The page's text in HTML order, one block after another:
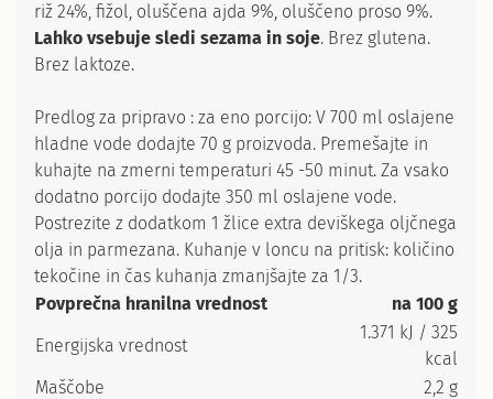
riž 24%, fižol, oluščena ajda 9%, oluščeno proso 9%.
Lahko vsebuje sledi sezama in soje. Brez glutena.
Brez laktoze.
Predlog za pripravo : za eno porcijo: V 700 ml oslajene
hladne vode dodajte 70 g proizvoda. Premešajte in
kuhajte na zmerni temperaturi 45 -50 minut. Za vsako
dodatno porcijo dodajte 350 ml oslajene vode.
Postrezite z dodatkom 1 žlice extra deviškega oljčnega
olja in parmezana. Kuhanje v loncu na pritisk: količino
tekočine in čas kuhanja zmanjšajte za 1/3.
Povprečna hranilna vrednost
na 100 g
Energijska vrednost
1.371 kJ / 325
kcal
Maščobe
2,2 g